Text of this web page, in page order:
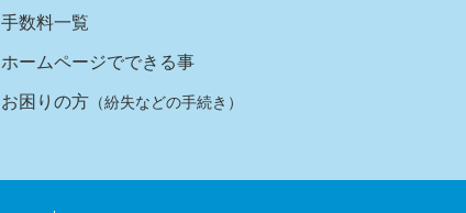
手数料一覧
ホームページでできる事
お困りの方 （紛失などの手続き）